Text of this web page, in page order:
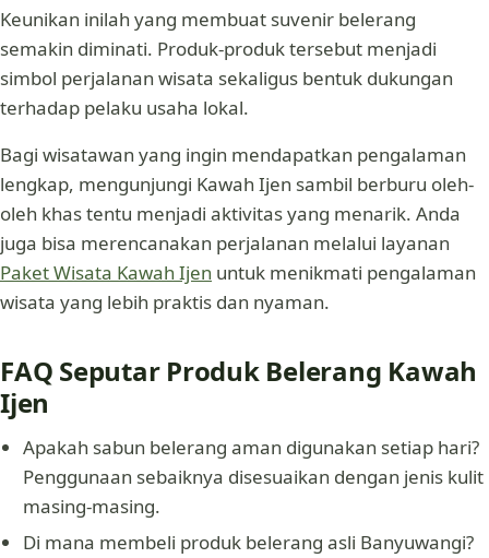
Keunikan inilah yang membuat suvenir belerang
semakin diminati. Produk-produk tersebut menjadi
simbol perjalanan wisata sekaligus bentuk dukungan
terhadap pelaku usaha lokal.
Bagi wisatawan yang ingin mendapatkan pengalaman
lengkap, mengunjungi Kawah Ijen sambil berburu oleh-
oleh khas tentu menjadi aktivitas yang menarik. Anda
juga bisa merencanakan perjalanan melalui layanan
Paket Wisata Kawah Ijen untuk menikmati pengalaman
wisata yang lebih praktis dan nyaman.
FAQ Seputar Produk Belerang Kawah
Ijen
Apakah sabun belerang aman digunakan setiap hari?
Penggunaan sebaiknya disesuaikan dengan jenis kulit
masing-masing.
Di mana membeli produk belerang asli Banyuwangi?